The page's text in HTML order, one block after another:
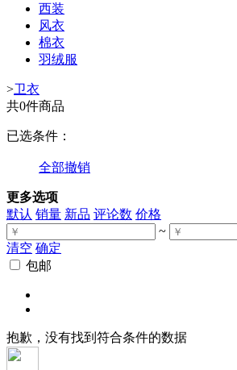
西装
风衣
棉衣
羽绒服
>卫衣
共0件商品
已选条件：
全部撤销
更多选项
默认 销量 新品 评论数 价格
~
清空 确定
包邮
抱歉，没有找到符合条件的数据